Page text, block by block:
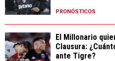
PRONÓSTICOS
El Millonario
Clausura:
ante Tigre?